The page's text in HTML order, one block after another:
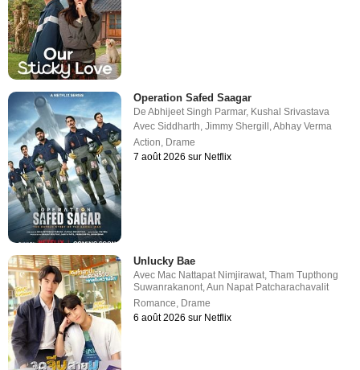
Operation Safed Saagar
DeAbhijeet Singh Parmar, Kushal Srivastava
AvecSiddharth,Jimmy Shergill,Abhay Verma
Action, Drame
7 août 2026 sur Netflix
Unlucky Bae
Avec Mac Nattapat Nimjirawat,Tham Tupthong
Suwanrakanont,Aun Napat Patcharachavalit
Romance, Drame
6 août 2026 sur Netflix